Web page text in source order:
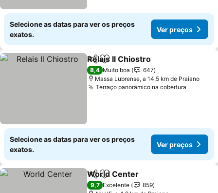
Selecione as datas para ver os preços
exatos.
Ver preços
PartilharAdicionar aos favoritos
Relais Il Chiostro
8,4 Muito boa
647
Massa Lubrense, a 14.5 km de Praiano
Terraço panorâmico na cobertura
Selecione as datas para ver os preços
exatos.
Ver preços
PartilharAdicionar aos favoritos
World Center
9,7 Excelente
859